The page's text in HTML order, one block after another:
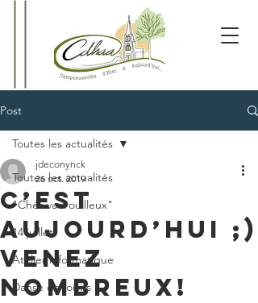
Post
Toutes les actualités
"Chés vadrouilleux"
14 juillet
Atelier informatique
Danse de loisirs
Toutes les actualités
C’est
aujourd’hui ;)
venez
nombreux!
jdeconynck
26 oct. 2019